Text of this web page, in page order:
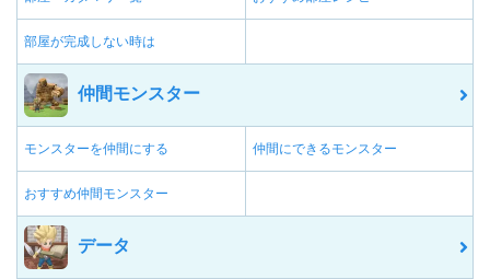
部屋が完成しない時は
仲間モンスター
モンスターを仲間にする 仲間にできるモンスター
おすすめ仲間モンスター
データ